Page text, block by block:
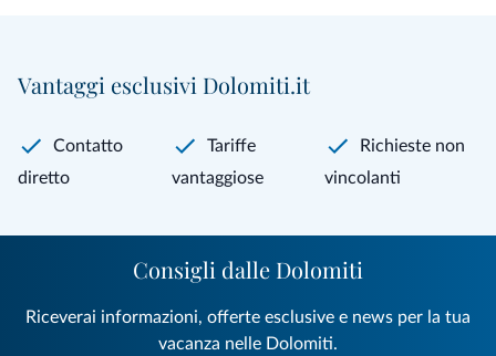
Vantaggi esclusivi Dolomiti.it
Contatto
diretto
Tariffe
vantaggiose
Richieste non
vincolanti
Consigli dalle Dolomiti
Riceverai informazioni, offerte esclusive e news per la tua
vacanza nelle Dolomiti.